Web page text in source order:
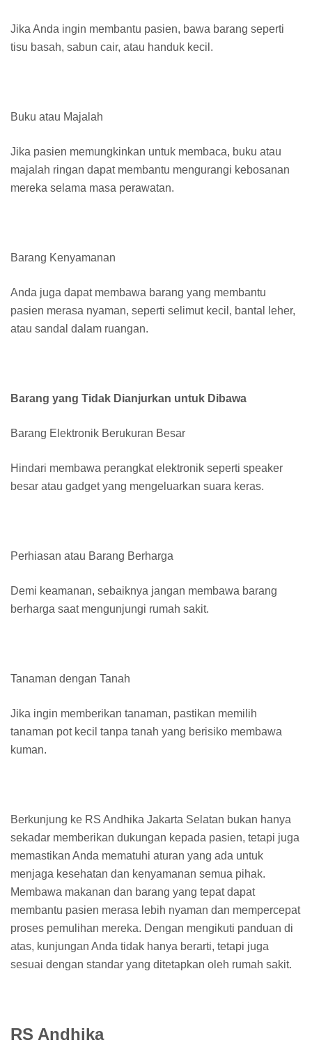
Jika Anda ingin membantu pasien, bawa barang seperti
tisu basah, sabun cair, atau handuk kecil.
Buku atau Majalah
Jika pasien memungkinkan untuk membaca, buku atau
majalah ringan dapat membantu mengurangi kebosanan
mereka selama masa perawatan.
Barang Kenyamanan
Anda juga dapat membawa barang yang membantu
pasien merasa nyaman, seperti selimut kecil, bantal leher,
atau sandal dalam ruangan.
Barang yang Tidak Dianjurkan untuk Dibawa
Barang Elektronik Berukuran Besar
Hindari membawa perangkat elektronik seperti speaker
besar atau gadget yang mengeluarkan suara keras.
Perhiasan atau Barang Berharga
Demi keamanan, sebaiknya jangan membawa barang
berharga saat mengunjungi rumah sakit.
Tanaman dengan Tanah
Jika ingin memberikan tanaman, pastikan memilih
tanaman pot kecil tanpa tanah yang berisiko membawa
kuman.
Berkunjung ke RS Andhika Jakarta Selatan bukan hanya
sekadar memberikan dukungan kepada pasien, tetapi juga
memastikan Anda mematuhi aturan yang ada untuk
menjaga kesehatan dan kenyamanan semua pihak.
Membawa makanan dan barang yang tepat dapat
membantu pasien merasa lebih nyaman dan mempercepat
proses pemulihan mereka. Dengan mengikuti panduan di
atas, kunjungan Anda tidak hanya berarti, tetapi juga
sesuai dengan standar yang ditetapkan oleh rumah sakit.
RS Andhika